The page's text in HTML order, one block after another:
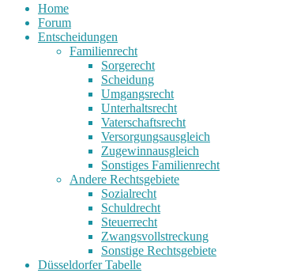
Home
Forum
Entscheidungen
Familienrecht
Sorgerecht
Scheidung
Umgangsrecht
Unterhaltsrecht
Vaterschaftsrecht
Versorgungsausgleich
Zugewinnausgleich
Sonstiges Familienrecht
Andere Rechtsgebiete
Sozialrecht
Schuldrecht
Steuerrecht
Zwangsvollstreckung
Sonstige Rechtsgebiete
Düsseldorfer Tabelle